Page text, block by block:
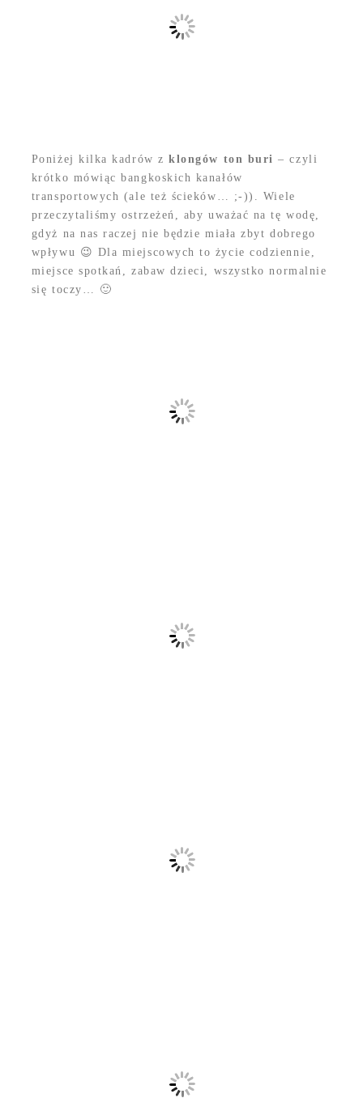
Poniżej kilka kadrów zklongów ton buri – czyli
krótko mówiąc bangkoskich kanałów
transportowych (ale też ścieków… ;-)). Wiele
przeczytaliśmy ostrzeżeń, aby uważać na tę wodę,
gdyż na nas raczej nie będzie miała zbyt dobrego
wpływu 😉 Dla miejscowych to życie codziennie,
miejsce spotkań, zabaw dzieci, wszystko normalnie
się toczy… 🙂